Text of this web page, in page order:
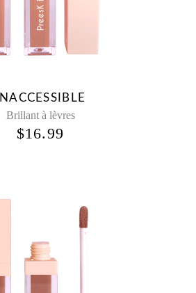
INACCESSIBLE
Brillant à lèvres
$16.99